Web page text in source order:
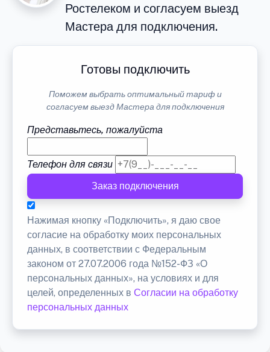
Ростелеком и согласуем выезд
Мастера для подключения.
Готовы подключить
Поможем выбрать оптимальный тариф и
согласуем выезд Мастера для подключения
Представьтесь, пожалуйста
Телефон для связи
Заказ подключения
Нажимая кнопку «Подключить», я даю свое
согласие на обработку моих персональных
данных, в соответствии с Федеральным
законом от 27.07.2006 года №152-ФЗ «О
персональных данных», на условиях и для
целей, определенных в Согласии на обработку
персональных данных